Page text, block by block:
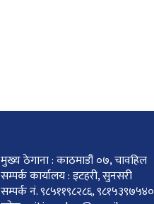
मुख्य ठेगाना : काठमाडौं ०७, चावहिल
सम्पर्क कार्यालय : इटहरी, सुनसरी
सम्पर्क नं. ९८५११९८२८६, ९८१५३९७५४०